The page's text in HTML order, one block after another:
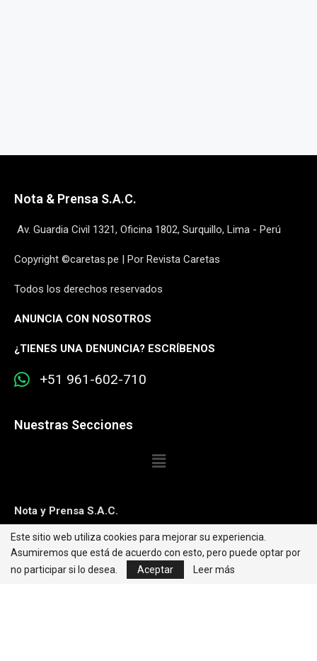
Nota & Prensa S.A.C.
Av. Guardia Civil 1321, Oficina 1802, Surquillo, Lima - Perú
Copyright ©caretas.pe | Por Revista Caretas
Todos los derechos reservados
ANUNCIA CON NOSOTROS
¿TIENES UNA DENUNCIA? ESCRÍBENOS
+51 961-602-710
Nuestras Secciones
Nota y Prensa S.A.C.
Contacto:editorweb@caretas.com.pe
Síguenos:
Este sitio web utiliza cookies para mejorar su experiencia.
Asumiremos que está de acuerdo con esto, pero puede optar por
no participar si lo desea.
Aceptar Leer más